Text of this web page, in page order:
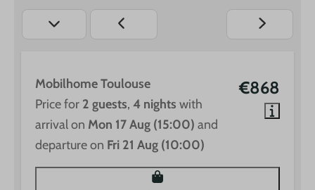
€868
Mobilhome Toulouse
Price for 2 guests, 4 nights with
arrival on Mon 17 Aug (15:00) and
departure on Fri 21 Aug (10:00)